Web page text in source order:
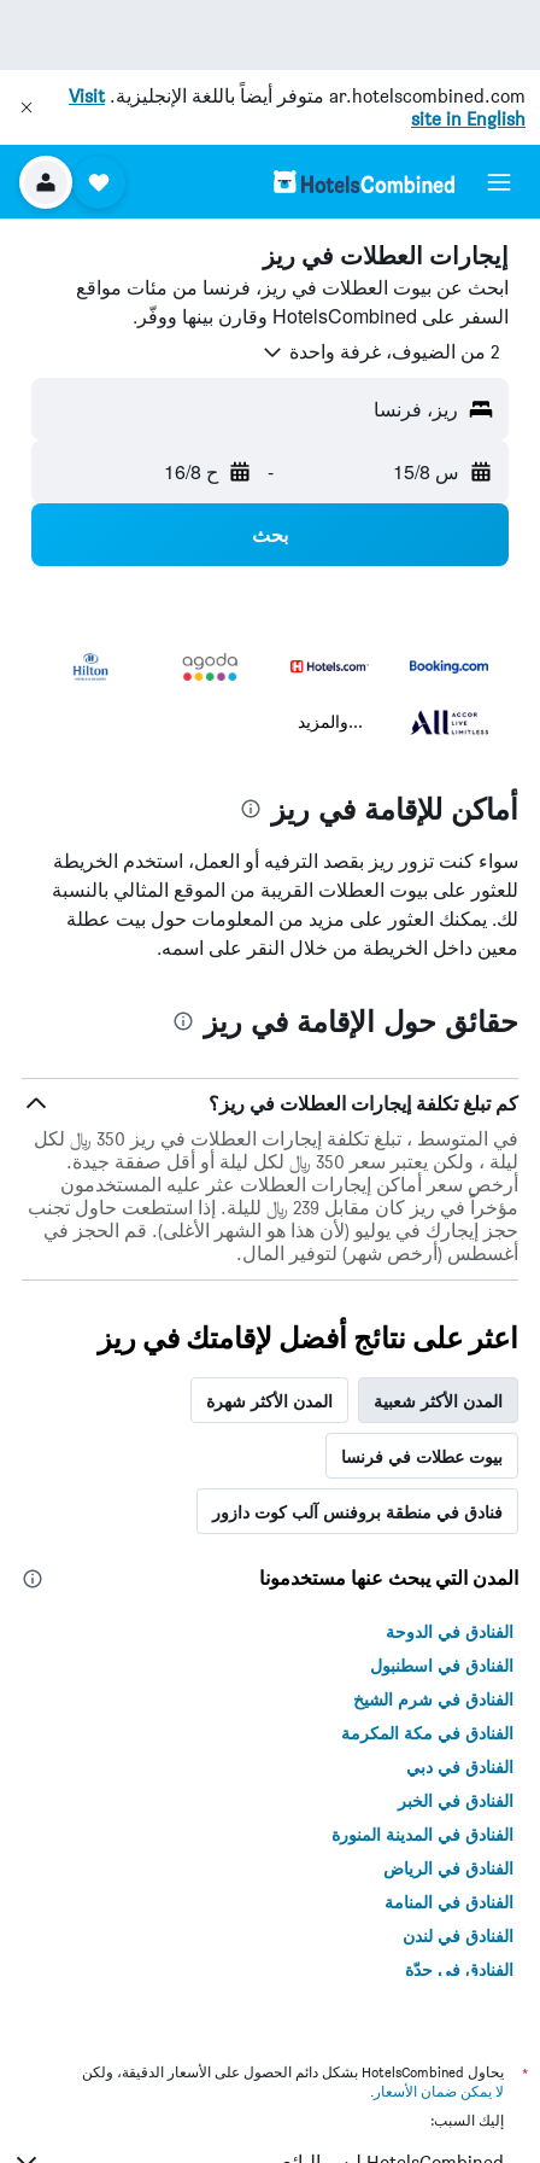
ar.hotelscombined.com متوفر أيضاً باللغة الإنجليزية.Visit
site in English
إيجارات العطلات في ريز
ابحث عن بيوت العطلات في ريز، فرنسا من مئات مواقع
السفر على HotelsCombined وقارن بينها ووفّر.
2 من الضيوف، غرفة واحدة
ريز، فرنسا
س 15/8 - ح 16/8
بحث
...والمزيد
أماكن للإقامة في ريز
سواء كنت تزور ريز بقصد الترفيه أو العمل، استخدم الخريطة
للعثور على بيوت العطلات القريبة من الموقع المثالي بالنسبة
لك. يمكنك العثور على مزيد من المعلومات حول بيت عطلة
معين داخل الخريطة من خلال النقر على اسمه.
حقائق حول الإقامة في ريز
كم تبلغ تكلفة إيجارات العطلات في ريز؟
في المتوسط ، تبلغ تكلفة إيجارات العطلات في ريز 350 ﷼ لكل
ليلة ، ولكن يعتبر سعر 350 ﷼ لكل ليلة أو أقل صفقة جيدة.
أرخص سعر أماكن إيجارات العطلات عثر عليه المستخدمون
مؤخراً في ريز كان مقابل 239 ﷼ لليلة. إذا استطعت حاول تجنب
حجز إيجارك في يوليو (لأن هذا هو الشهر الأغلى). قم الحجز في
أغسطس (أرخص شهر) لتوفير المال.
اعثر على نتائج أفضل لإقامتك في ريز
المدن الأكثر شعبية المدن الأكثر شهرة
بيوت عطلات في فرنسا
فنادق في منطقة بروفنس آلب كوت دازور
المدن التي يبحث عنها مستخدمونا
الفنادق في الدوحة
الفنادق في اسطنبول
الفنادق في شرم الشيخ
الفنادق في مكة المكرمة
الفنادق في دبي
الفنادق في الخبر
الفنادق في المدينة المنورة
الفنادق في الرياض
الفنادق في المنامة
الفنادق في لندن
الفنادق في جدّة
*
يحاول HotelsCombined بشكل دائم الحصول على الأسعار الدقيقة، ولكن
لا يمكن ضمان الأسعار .
إليك السبب: